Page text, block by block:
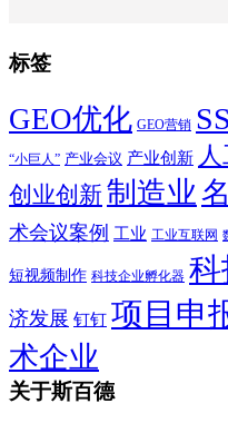
标签
GEO优化 GEO营销
“小巨人” 产业会议 产业创新
创业创新制造业
术会议案例 工业 工业互联网
短视频制作 科技企业孵化器 科
济发展 钉钉 项目申
术企业
关于斯百德